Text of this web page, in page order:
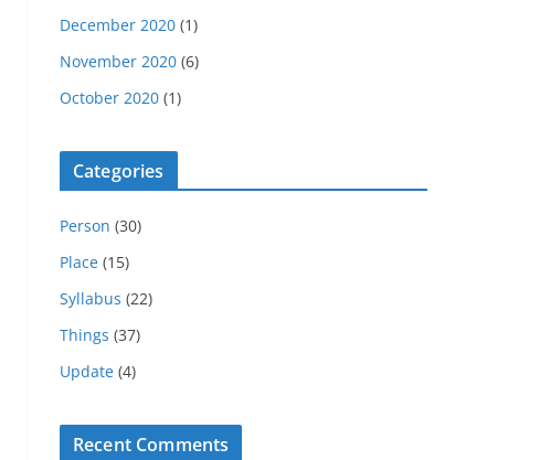
December 2020 (1)
November 2020 (6)
October 2020 (1)
Categories
Person (30)
Place (15)
Syllabus (22)
Things (37)
Update (4)
Recent Comments